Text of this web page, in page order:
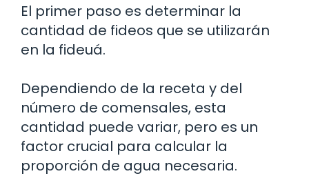
El primer paso es determinar la
cantidad de fideos que se utilizarán
en la fideuá.
Dependiendo de la receta y del
número de comensales, esta
cantidad puede variar, pero es un
factor crucial para calcular la
proporción de agua necesaria.